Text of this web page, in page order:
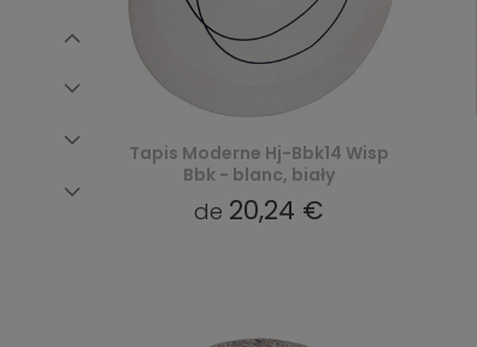
Tapis Moderne Hj-Bbk14 Wisp
Bbk - blanc, biały
de 20,24 €